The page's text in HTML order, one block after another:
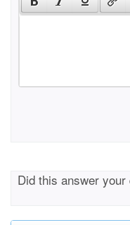
Did this answer